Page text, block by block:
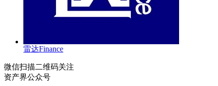
雷达Finance
微信扫描二维码关注
资产界公众号